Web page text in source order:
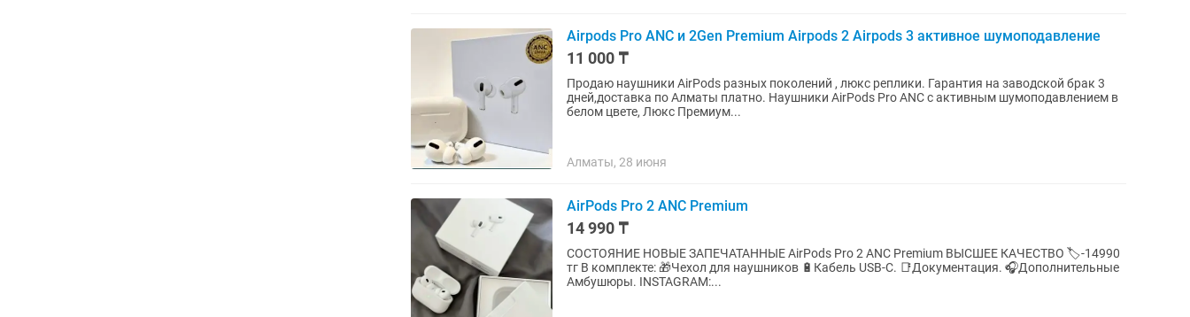
Airpods Pro ANC и 2Gen Premium Airpods 2 Airpods 3 активное шумоподавление
11 000 ₸
Продаю наушники AirPods разных поколений , люкс реплики. Гарантия на заводской брак 3
дней,доставка по Алматы платно. Наушники AirPods Pro ANC с активным шумоподавлением в
белом цвете, Люкс Премиум...
Алматы, 28 июня
AirPods Pro 2 ANC Premium
14 990 ₸
СОСТОЯНИЕ НОВЫЕ ЗАПЕЧАТАННЫЕ AirPods Pro 2 ANC Premium ВЫСШЕЕ КАЧЕСТВО 🏷-14990
тг В комплекте: 🎁Чехол для наушников 🔋Кабель USB-C. 📑Документация. 🎧Дополнительные
Амбушюры. INSTAGRAM:...